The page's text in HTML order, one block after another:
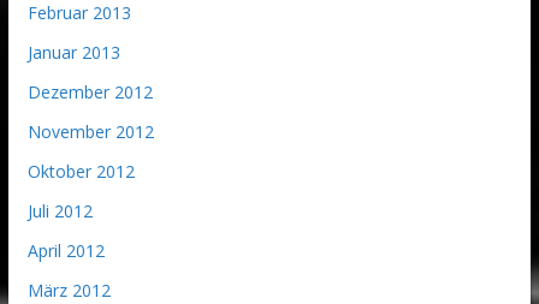
Februar 2013
Januar 2013
Dezember 2012
November 2012
Oktober 2012
Juli 2012
April 2012
März 2012